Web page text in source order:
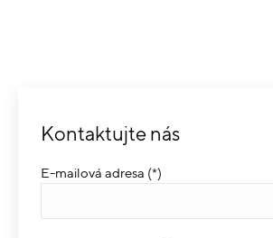
Kontaktujte nás
E-mailová adresa (*)